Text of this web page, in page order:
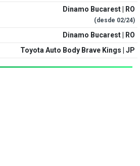
Dinamo Bucarest | RO
(desde 02/24)
Dinamo Bucarest | RO
Toyota Auto Body Brave Kings | JP